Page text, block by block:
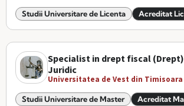
Studii Universitare de Licenta Acreditat
Specialist in drept fiscal
Juridic
Universitatea de Vest din Timisoara
Studii Universitare de Master Acreditat